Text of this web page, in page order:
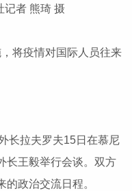
记者 熊琦 摄
将疫情对国际人员往来
长拉夫罗夫15日在慕尼
长王毅举行会谈。双方
政治交流日程。